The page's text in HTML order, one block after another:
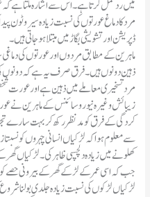
میں رد عمل کرتا ہے۔ اس سے اشارہ ملتا ہے
مرد کا دماغ عورتوں کی نسبت زیادہ سیر وٹون
ڈپریشن اور تشویشی بگاڑ میں مبتلا ہو جاتی ہیں۔
ماہرین کے مطابق مردوں اور عورتوں کی
ذہین دونوں ہیں۔ فرق صرف یہ ہے کہ
مرد تسخیری معاملے میں ذہین ہے اور عورت
زیبائش و غیره نیورو سائنس کے ماہرین نے
کردگی کے فرق کو مد نظر رکھ کر بہت سارے
سے معلوم ہوا کہ لڑکیاں انسانی چہروں کو
کھلونے میں زیادہ دلچسپی ظاہر کی۔ لڑکیاں
جب کہ اسی عمر کے لڑکے گھر کے بیرونی حصے
لڑکیاں لڑکوں کی نسبت زیادہ جلدی بولنا